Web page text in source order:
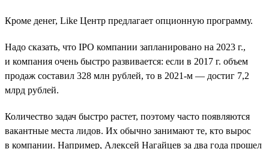
Кроме денег, Like Центр предлагает опционную программу.
Надо сказать, что IPO компании запланировано на 2023 г.,
и компания очень быстро развивается: если в 2017 г. объем
продаж составил 328 млн рублей, то в 2021-м — достиг 7,2
млрд рублей.
Количество задач быстро растет, поэтому часто появляются
вакантные места лидов. Их обычно занимают те, кто вырос
в компании. Например, Алексей Нагайцев за два года прошел